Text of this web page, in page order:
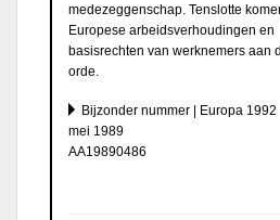
medezeggenschap. Tenslotte
Europese arbeidsverhoudingen en
basisrechten van werknemers aan
orde.
Bijzonder nummer | Europa 1992
mei 1989
AA19890486